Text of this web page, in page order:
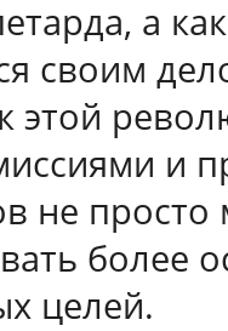
а
своим
этой
и
не
более
целей.